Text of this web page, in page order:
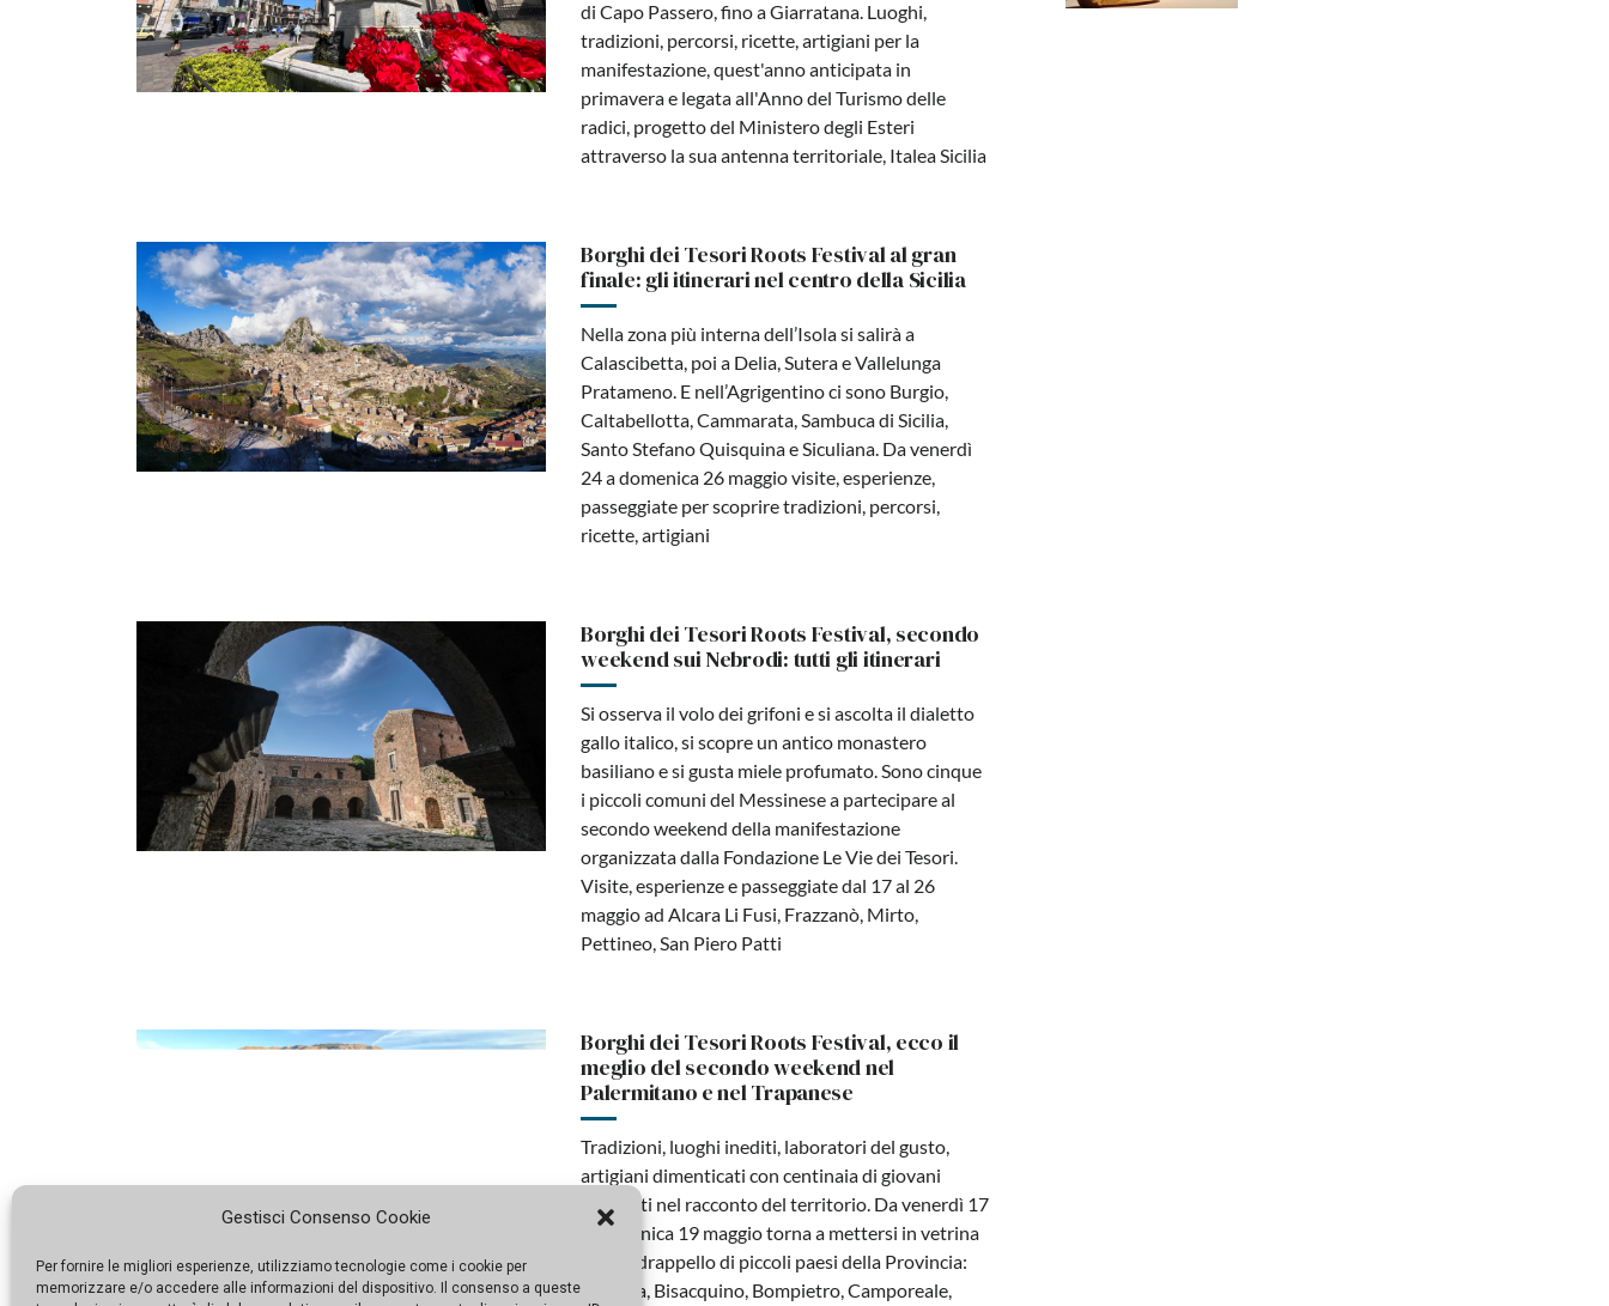
Gestisci Consenso Cookie
Per fornire le migliori esperienze, utilizziamo tecnologie come i cookie per
memorizzare e/o accedere alle informazioni del dispositivo. Il consenso a queste
di Capo Passero, fino a Giarratana. Luoghi,
tradizioni, percorsi, ricette, artigiani per la
manifestazione, quest'anno anticipata in
primavera e legata all'Anno del Turismo delle
radici, progetto del Ministero degli Esteri
attraverso la sua antenna territoriale, Italea Sicilia
Borghi dei Tesori Roots Festival al gran
finale: gli itinerari nel centro della Sicilia
Nella zona più interna dell’Isola si salirà a
Calascibetta, poi a Delia, Sutera e Vallelunga
Pratameno. E nell’Agrigentino ci sono Burgio,
Caltabellotta, Cammarata, Sambuca di Sicilia,
Santo Stefano Quisquina e Siculiana. Da venerdì
24 a domenica 26 maggio visite, esperienze,
passeggiate per scoprire tradizioni, percorsi,
ricette, artigiani
Borghi dei Tesori Roots Festival, secondo
weekend sui Nebrodi: tutti gli itinerari
Si osserva il volo dei grifoni e si ascolta il dialetto
gallo italico, si scopre un antico monastero
basiliano e si gusta miele profumato. Sono cinque
i piccoli comuni del Messinese a partecipare al
secondo weekend della manifestazione
organizzata dalla Fondazione Le Vie dei Tesori.
Visite, esperienze e passeggiate dal 17 al 26
maggio ad Alcara Li Fusi, Frazzanò, Mirto,
Pettineo, San Piero Patti
Borghi dei Tesori Roots Festival, ecco il
meglio del secondo weekend nel
Palermitano e nel Trapanese
Tradizioni, luoghi inediti, laboratori del gusto,
artigiani dimenticati con centinaia di giovani
coinvolti nel racconto del territorio. Da venerdì 17
a domenica 19 maggio torna a mettersi in vetrina
il folto drappello di piccoli paesi della Provincia:
Baucina, Bisacquino, Bompietro, Camporeale,